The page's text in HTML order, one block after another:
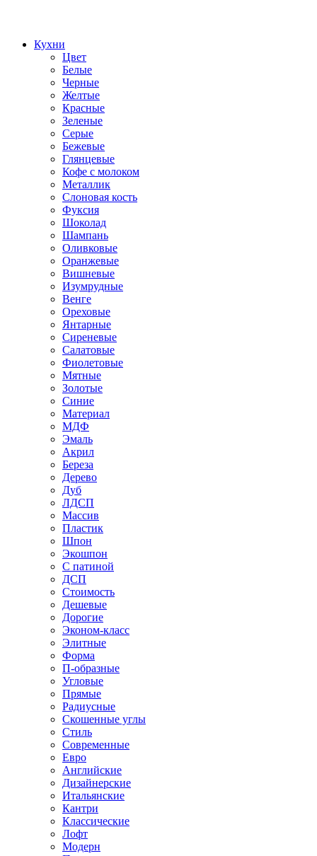
Кухни
Цвет
Белые
Черные
Желтые
Красные
Зеленые
Серые
Бежевые
Глянцевые
Кофе с молоком
Металлик
Слоновая кость
Фуксия
Шоколад
Шампань
Оливковые
Оранжевые
Вишневые
Изумрудные
Венге
Ореховые
Янтарные
Сиреневые
Салатовые
Фиолетовые
Мятные
Золотые
Синие
Материал
МДФ
Эмаль
Акрил
Береза
Дерево
Дуб
ЛДСП
Массив
Пластик
Шпон
Экошпон
С патиной
ДСП
Стоимость
Дешевые
Дорогие
Эконом-класс
Элитные
Форма
П-образные
Угловые
Прямые
Радиусные
Скошенные углы
Стиль
Современные
Евро
Английские
Дизайнерские
Итальянские
Кантри
Классические
Лофт
Модерн